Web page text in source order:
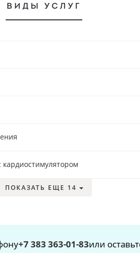
ВИДЫ УСЛУГ
ПОКАЗАТЬ ЕЩЕ 14
+7 383 363-01-83или